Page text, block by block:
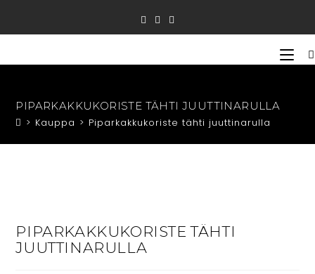
PIPARKAKKUKORISTE TÄHTI JUUTTINARULLA
> Kauppa > Piparkakkukoriste tähti juuttinarulla
PIPARKAKKUKORISTE TÄHTI
JUUTTINARULLA